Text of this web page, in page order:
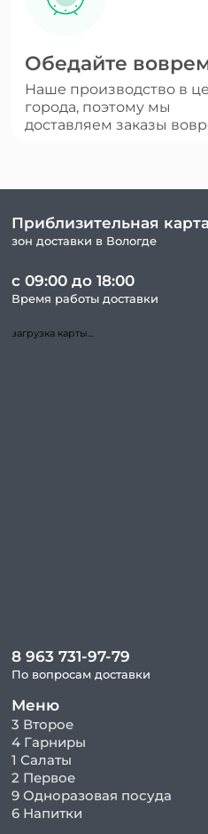
Обедайте
Наше производство в
города, поэтому мы
доставляем заказы
Приблизительная карта
зон доставки в Вологде
с 09:00 до 18:00
Время работы доставки
загрузка карты...
8 963 731-97-79
По вопросам доставки
Меню
3 Второе
4 Гарниры
1 Салаты
2 Первое
9 Одноразовая посуда
6 Напитки